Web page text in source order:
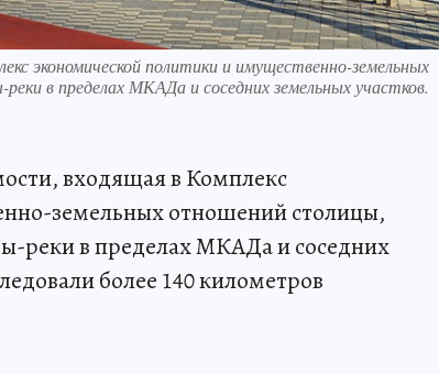
экономической политики и имущественно-земельных
в пределах МКАДа и соседних земельных участков.
входящая в Комплекс
земельных отношений столицы,
реки в пределах МКАДа и соседних
более 140 километров